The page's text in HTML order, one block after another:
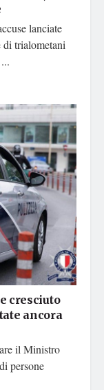
lanciate
di trialometani
cresciuto
ancora
il Ministro
persone